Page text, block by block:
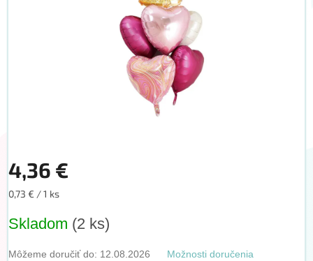
4,36 €
Jednotková
0,73 € / 1 ks
Skladom (2 ks)
Môžeme doručiť do: 12.08.2026 Možnosti doručenia